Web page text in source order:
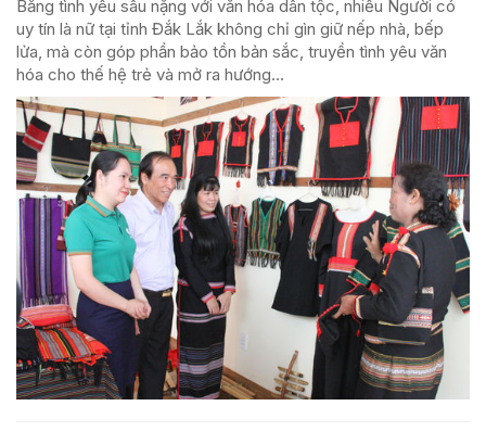
Bằng tình yêu sâu nặng với văn hóa dân tộc, nhiều Người có
uy tín là nữ tại tỉnh Đắk Lắk không chỉ gìn giữ nếp nhà, bếp
lửa, mà còn góp phần bảo tồn bản sắc, truyền tình yêu văn
hóa cho thế hệ trẻ và mở ra hướng...